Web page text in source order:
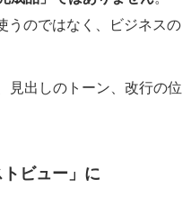
のではなく、ビジネス
見出しのトーン、改行の
ビュー」に